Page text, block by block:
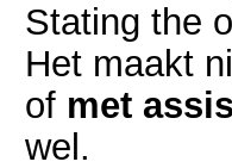
Stating the
Het maakt
of met
wel.